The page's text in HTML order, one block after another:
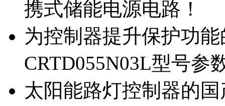
携式储能电源电路！
为控制器提升保护功
CRTD055N03L型号参
太阳能路灯控制器的